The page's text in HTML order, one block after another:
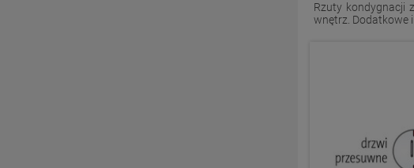
Rzuty kondygnacji
wnętrz. Dodatkowe